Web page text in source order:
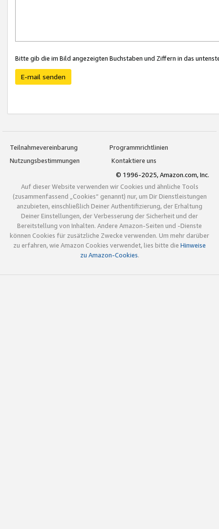
Bitte gib die im Bild angezeigten Buchstaben und Ziffern in das
E-mail senden
Teilnahmevereinbarung
Programmrichtlinien
Nutzungsbestimmungen
Kontaktiere uns
© 1996-2025, Amazon.com, Inc.
Auf dieser Website verwenden wir Cookies und ähnliche Tools
(zusammenfassend „Cookies“ genannt) nur, um Dir Dienstleistungen
anzubieten, einschließlich Deiner Authentifizierung, der Erhaltung
Deiner Einstellungen, der Verbesserung der Sicherheit und der
Bereitstellung von Inhalten. Andere Amazon-Seiten und -Dienste
können Cookies für zusätzliche Zwecke verwenden. Um mehr darüber
zu erfahren, wie Amazon Cookies verwendet, lies bitte die Hinweise
zu Amazon-Cookies.